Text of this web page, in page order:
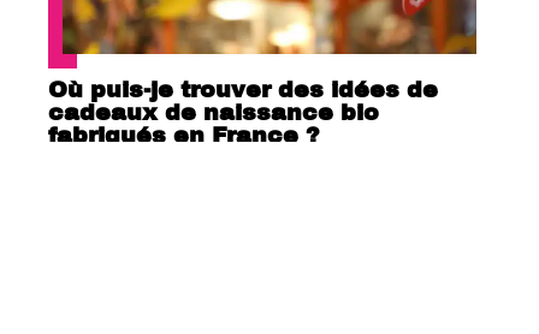
Où puis-je trouver des idées de
cadeaux de naissance bio
fabriqués en France ?